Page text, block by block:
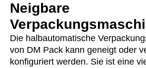
Neigbare
Die halbautomatische
von DM Pack kann geneigt oder
konfiguriert werden. Sie ist eine